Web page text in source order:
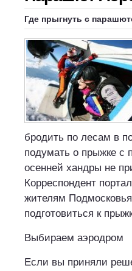
Где прыгнуть с
бродить по лесам в
подумать о прыжке с
осенней хандры не
Корреспондент
жителям
подготовиться к
Выбираем аэродром
Если вы приняли